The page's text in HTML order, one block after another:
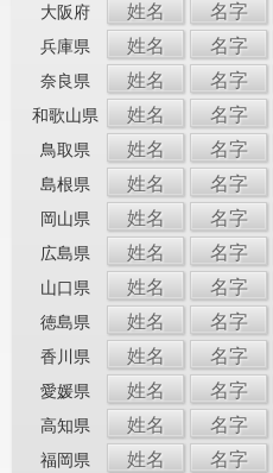
大阪府 姓名 名字
兵庫県 姓名 名字
奈良県 姓名 名字
和歌山県 姓名 名字
鳥取県 姓名 名字
島根県 姓名 名字
岡山県 姓名 名字
広島県 姓名 名字
山口県 姓名 名字
徳島県 姓名 名字
香川県 姓名 名字
愛媛県 姓名 名字
高知県 姓名 名字
福岡県 姓名 名字